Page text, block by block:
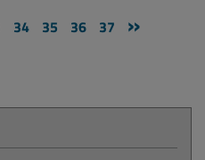
34 35 36 37 »